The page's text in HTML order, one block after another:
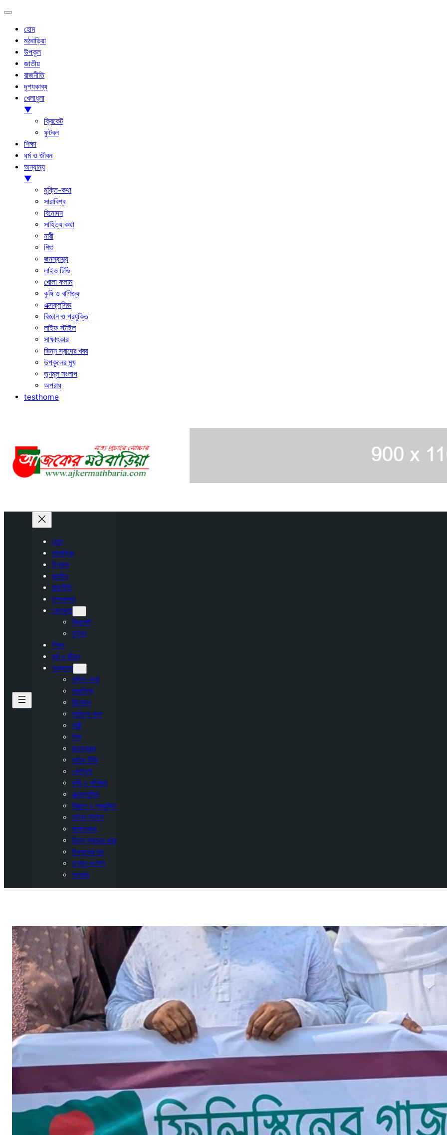
হোম
মঠবাড়িয়া
উপকূল
জাতীয়
রাজনীতি
দৃশ্যকাব্য
খেলাধুলা
▼
ক্রিকেট
ফুটবল
শিক্ষা
ধর্ম ও জীবন
অন্যান্য
▼
মুক্তি-কথা
সারাবিশ্ব
বিনোদন
সাহিত্য কথা
নারী
শিশু
জনস্বাস্থ্য
লাইভ টিভি
খোলা কলাম
কৃষি ও বাণিজ্য
এক্সক্লুসিভ
বিজ্ঞান ও প্রযুক্তি
লাইফ স্টাইল
সাক্ষাৎকার
ভিন্ন স্বাদের খবর
উপকূলের মুখ
তৃণমূল সংলাপ
অপরাধ
testhome
হোম
মঠবাড়িয়া
উপকূল
জাতীয়
রাজনীতি
দৃশ্যকাব্য
খেলাধুলা
ক্রিকেট
ফুটবল
শিক্ষা
ধর্ম ও জীবন
অন্যান্য
মুক্তি-কথা
সারাবিশ্ব
বিনোদন
সাহিত্য কথা
নারী
শিশু
জনস্বাস্থ্য
লাইভ টিভি
খেলাধুলা
কৃষি ও বাণিজ্য
এক্সক্লুসিভ
বিজ্ঞান ও প্রযুক্তি
লাইফ স্টাইল
সাক্ষাৎকার
ভিন্ন স্বাদের খবর
উপকূলের মুখ
তৃণমূল সংলাপ
অপরাধ